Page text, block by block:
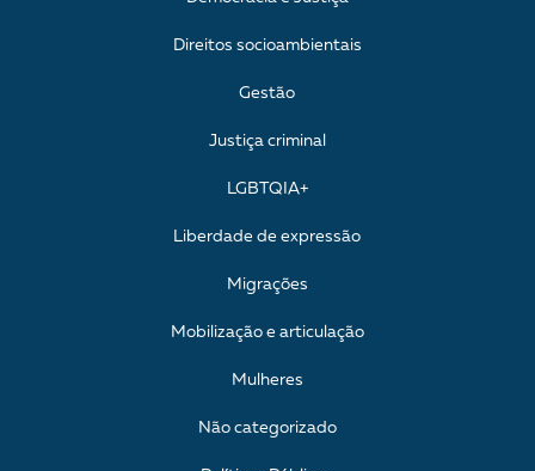
Direitos socioambientais
Gestão
Justiça criminal
LGBTQIA+
Liberdade de expressão
Migrações
Mobilização e articulação
Mulheres
Não categorizado